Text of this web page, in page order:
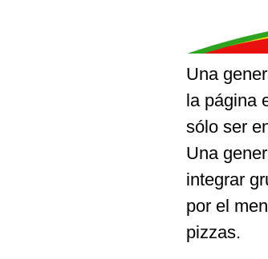
Una
la página
sólo ser
Una
integrar
por el
pizzas.